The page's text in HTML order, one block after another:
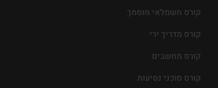
קורס חשמלאי מוסמך
קורס מדריך ירי
קורס מחשבים
קורס סוכני נסיעות